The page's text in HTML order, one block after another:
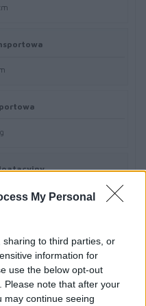
My Personal
to third parties, or
information for
use the below opt-out
Please note that after your
may continue seeing
druku